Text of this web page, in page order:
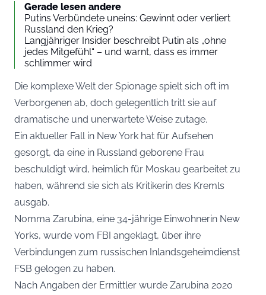
Gerade lesen andere
Putins Verbündete uneins: Gewinnt oder verliert
Russland den Krieg?
Langjähriger Insider beschreibt Putin als „ohne
jedes Mitgefühl“ – und warnt, dass es immer
schlimmer wird
Die komplexe Welt der Spionage spielt sich oft im
Verborgenen ab, doch gelegentlich tritt sie auf
dramatische und unerwartete Weise zutage.
Ein aktueller Fall in New York hat für Aufsehen
gesorgt, da eine in Russland geborene Frau
beschuldigt wird, heimlich für Moskau gearbeitet zu
haben, während sie sich als Kritikerin des Kremls
ausgab.
Nomma Zarubina, eine 34-jährige Einwohnerin New
Yorks, wurde vom FBI angeklagt, über ihre
Verbindungen zum russischen Inlandsgeheimdienst
FSB gelogen zu haben.
Nach Angaben der Ermittler wurde Zarubina 2020